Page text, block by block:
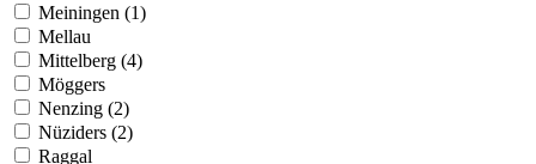
Meiningen (1)
Mellau
Mittelberg (4)
Möggers
Nenzing (2)
Nüziders (2)
Raggal